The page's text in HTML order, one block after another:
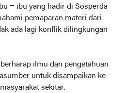
– ibu yang hadir di Sosperda
pemaparan materi dari
ada lagi konflik dilingkungan
ilmu dan pengetahuan
untuk disampaikan ke
sekitar.